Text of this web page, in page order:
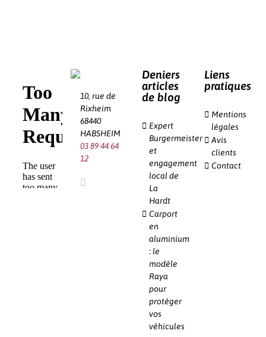
10, rue de
Rixheim
68440
HABSHEIM
03 89 44 64
12
Deniers
articles
de blog
Expert
Burgermeister
et
engagement
local de
La
Hardt
Carport
en
aluminium
: le
modèle
Raya
pour
protéger
vos
véhicules
Liens
pratiques
Mentions
légales
Avis
clients
Contact